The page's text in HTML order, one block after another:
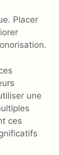
Placer
une
ces